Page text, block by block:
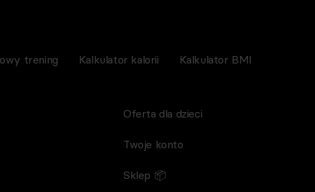
trening Kalkulator kalorii Kalkulator BMI
Oferta dla dzieci
Twoje konto
Sklep 📦